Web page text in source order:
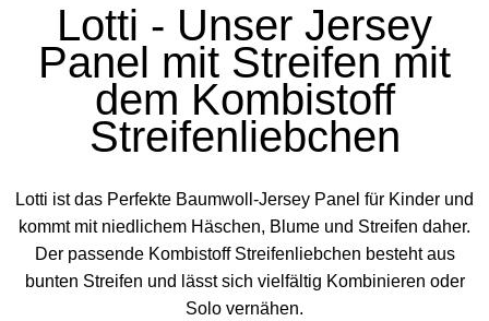
Lotti - Unser Jersey
Panel mit Streifen mit
dem Kombistoff
Streifenliebchen
Lotti ist das Perfekte Baumwoll-Jersey Panel für Kinder und
kommt mit niedlichem Häschen, Blume und Streifen daher.
Der passende Kombistoff Streifenliebchen besteht aus
bunten Streifen und lässt sich vielfältig Kombinieren oder
Solo vernähen.